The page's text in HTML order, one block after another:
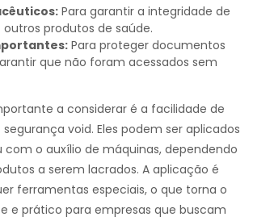
Para garantir a integridade de
produtos de saúde.
Para proteger documentos
que não foram acessados sem
a considerar é a facilidade de
void. Eles podem ser aplicados
o auxílio de máquinas, dependendo
a serem lacrados. A aplicação é
ferramentas especiais, o que torna o
e prático para empresas que buscam